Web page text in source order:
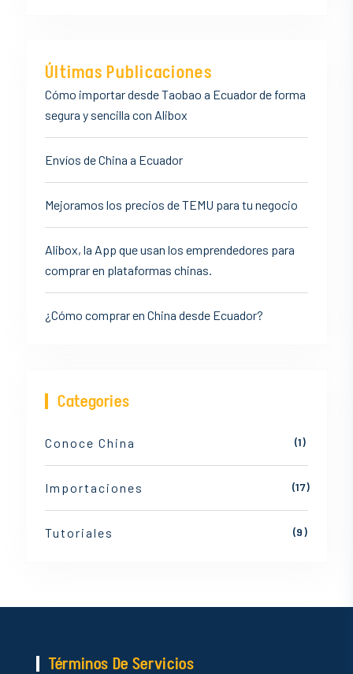
Últimas Publicaciones
Cómo importar desde Taobao a Ecuador de forma
segura y sencilla con Alibox
Envíos de China a Ecuador
Mejoramos los precios de TEMU para tu negocio
Alibox, la App que usan los emprendedores para
comprar en plataformas chinas.
¿Cómo comprar en China desde Ecuador?
Categories
Conoce China (1)
Importaciones (17)
Tutoriales (9)
Términos De Servicios